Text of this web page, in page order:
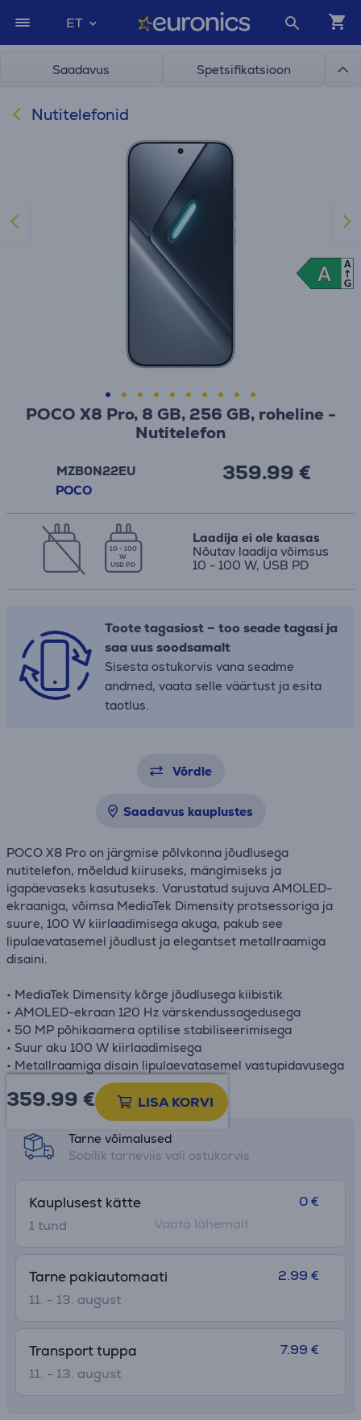
ET
Saadavus Spetsifikatsioon
Nutitelefonid
POCO X8 Pro, 8 GB, 256 GB, roheline -
Nutitelefon
MZB0N22EU
POCO
359.99 €
10 - 100
W
USB PD
Laadija ei ole kaasas
Nõutav laadija võimsus
10 - 100 W, USB PD
Toote tagasiost – too seade tagasi ja
saa uus soodsamalt
Sisesta ostukorvis vana seadme
andmed, vaata selle väärtust ja esita
taotlus.
Võrdle
Saadavus kauplustes
POCO X8 Pro on järgmise põlvkonna jõudlusega
nutitelefon, mõeldud kiiruseks, mängimiseks ja
igapäevaseks kasutuseks. Varustatud sujuva AMOLED-
ekraaniga, võimsa MediaTek Dimensity protsessoriga ja
suure, 100 W kiirlaadimisega akuga, pakub see
lipulaevatasemel jõudlust ja elegantset metallraamiga
disaini.
• MediaTek Dimensity kõrge jõudlusega kiibistik
• AMOLED-ekraan 120 Hz värskendussagedusega
• 50 MP põhikaamera optilise stabiliseerimisega
• Suur aku 100 W kiirlaadimisega
• Metallraamiga disain lipulaevatasemel vastupidavusega
359.99 € LISA KORVI
Toote teabeleht
A
A
A
G
Tarne võimalused
Sobilik tarneviis vali ostukorvis
Kauplusest kätte
1 tund
0 €
Vaata lähemalt
Tarne pakiautomaati
11. - 13. august
2.99 €
Transport tuppa
11. - 13. august
7.99 €